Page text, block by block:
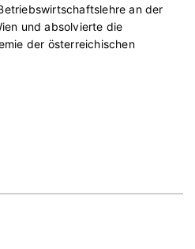
an der
und absolvierte die
der österreichischen